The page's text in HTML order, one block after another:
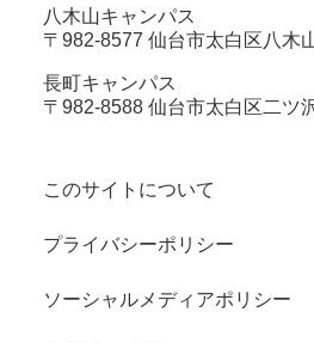
八木山キャンパス
〒982-8577 仙台市太白区八木
長町キャンパス
〒982-8588 仙台市太白区二ツ
このサイトについて
プライバシーポリシー
ソーシャルメディアポリシー